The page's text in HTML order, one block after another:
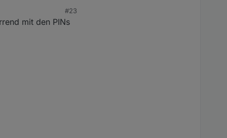
gestoppt.
"sendor53 d0" das
#23
mit den PINs